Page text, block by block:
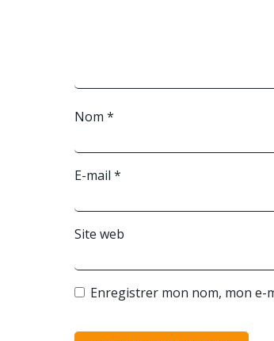
Nom *
E-mail *
Site web
Enregistrer mon nom, mon e-